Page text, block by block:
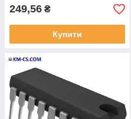
249,56 ₴
Купити